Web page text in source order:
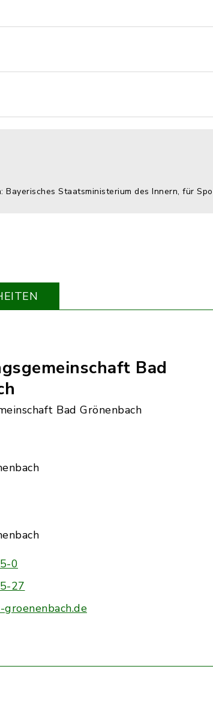
Staatsministerium des Innern, für
Bad
Bad Grönenbach
0
27
groenenbach.de